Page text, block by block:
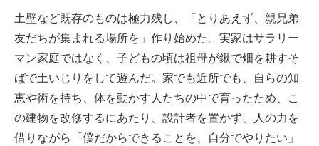
土壁など既存のものは極力残し、「とりあえず、親兄弟
友だちが集まれる場所を」作り始めた。実家はサラリー
マン家庭ではなく、子どもの頃は祖母が鍬で畑を耕すそ
ばで土いじりをして遊んだ。家でも近所でも、自らの知
恵や術を持ち、体を動かす人たちの中で育ったため、こ
の建物を改修するにあたり、設計者を置かず、人の力を
借りながら「僕だからできることを、自分でやりたい」